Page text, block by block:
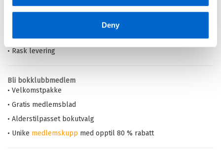
Deny
• Best på barnebøker
• Alltid lave priser og maks rabatt
• Alltid godetilbudmed knallpriser
• Rask levering
Bli bokklubbmedlem
• Velkomstpakke
• Gratis medlemsblad
• Alderstilpasset bokutvalg
• Unike medlemskupp med opptil 80 % rabatt